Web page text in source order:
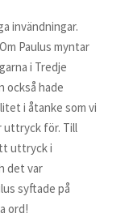
invändningar.
Paulus myntar
i Tredje
också hade
i åtanke som vi
uttryck för. Till
uttryck i
det var
syftade på
ord!